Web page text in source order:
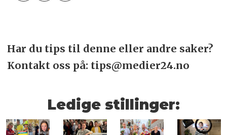
Har du tips til denne eller andre saker?
Kontakt oss på: tips@medier24.no
Ledige stillinger: